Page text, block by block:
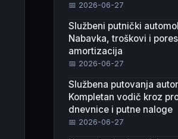
📅 2026-06-27
Službeni putnički
Nabavka, troškovi i
amortizacija
📅 2026-06-27
Službena putovanja
Kompletan vodič kroz
dnevnice i putne naloge
📅 2026-06-27